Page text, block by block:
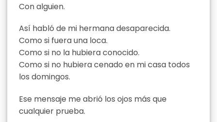
Con alguien.
Así habló de mi hermana desaparecida.
Como si fuera una loca.
Como si no la hubiera conocido.
Como si no hubiera cenado en mi casa todos
los domingos.
Ese mensaje me abrió los ojos más que
cualquier prueba.